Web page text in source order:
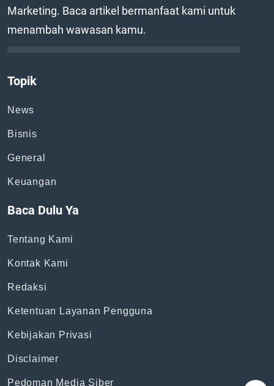
Marketing. Baca artikel bermanfaat kami untuk
menambah wawasan kamu.
Topik
News
Bisnis
General
Keuangan
Baca Dulu Ya
Tentang Kami
Kontak Kami
Redaksi
Ketentuan Layanan Pengguna
Kebijakan Privasi
Disclaimer
Pedoman Media Siber